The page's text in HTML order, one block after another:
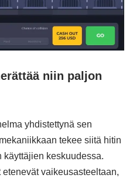
niin paljon
yhdistettynä sen
tekee siitä hitin
keskuudessa.
vaikeusasteeltaan,